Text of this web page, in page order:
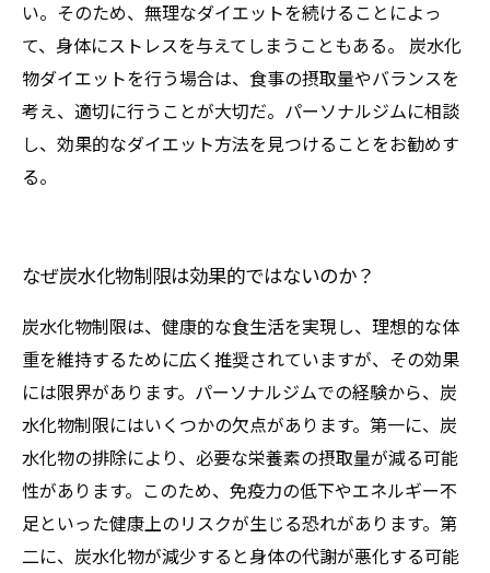
い。そのため、無理なダイエットを続けることによっ
て、身体にストレスを与えてしまうこともある。 炭水化
物ダイエットを行う場合は、食事の摂取量やバランスを
考え、適切に行うことが大切だ。パーソナルジムに相談
し、効果的なダイエット方法を見つけることをお勧めす
る。
なぜ炭水化物制限は効果的ではないのか？
炭水化物制限は、健康的な食生活を実現し、理想的な体
重を維持するために広く推奨されていますが、その効果
には限界があります。パーソナルジムでの経験から、炭
水化物制限にはいくつかの欠点があります。第一に、炭
水化物の排除により、必要な栄養素の摂取量が減る可能
性があります。このため、免疫力の低下やエネルギー不
足といった健康上のリスクが生じる恐れがあります。第
二に、炭水化物が減少すると身体の代謝が悪化する可能